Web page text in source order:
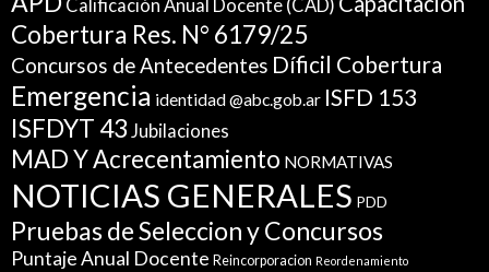
Calificación Anual Docente (CAD)
Cobertura Res. N° 6179/25
Concursos de Antecedentes Díficil Cobertura
Emergencia identidad @abc.gob.ar ISFD 153
ISFDYT 43 Jubilaciones
MAD Y Acrecentamiento NORMATIVAS
NOTICIAS GENERALES PDD
Pruebas de Seleccion y Concursos
Puntaje Anual Docente Reincorporacion Reordenamiento